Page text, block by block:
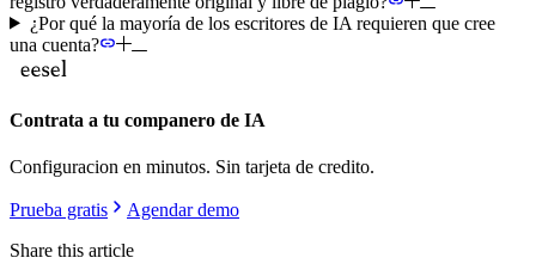
¿Por qué la mayoría de los escritores de IA requieren que cree
una cuenta?
Contrata a tu companero de IA
Configuracion en minutos. Sin tarjeta de credito.
Prueba gratis
Agendar demo
Share this article